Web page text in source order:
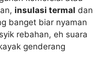
insulasi termal dan
banget biar nyaman
rebahan, eh suara
genderang